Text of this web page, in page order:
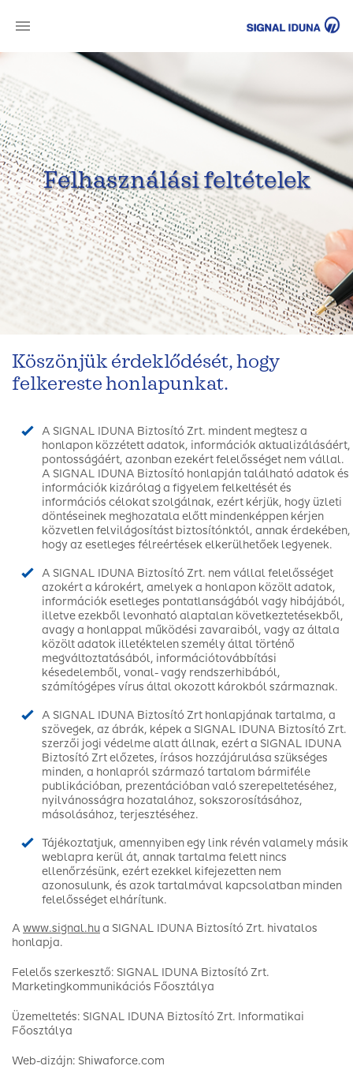
Felhasználási feltételek
Köszönjük érdeklődését, hogy
felkereste honlapunkat.
A SIGNAL IDUNA Biztosító Zrt. mindent megtesz a
honlapon közzétett adatok, információk aktualizálásáért,
pontosságáért, azonban ezekért felelősséget nem vállal.
A SIGNAL IDUNA Biztosító honlapján található adatok és
információk kizárólag a figyelem felkeltését és
információs célokat szolgálnak, ezért kérjük, hogy üzleti
döntéseinek meghozatala előtt mindenképpen kérjen
közvetlen felvilágosítást biztosítónktól, annak érdekében,
hogy az esetleges félreértések elkerülhetőek legyenek.
A SIGNAL IDUNA Biztosító Zrt. nem vállal felelősséget
azokért a károkért, amelyek a honlapon közölt adatok,
információk esetleges pontatlanságából vagy hibájából,
illetve ezekből levonható alaptalan következtetésekből,
avagy a honlappal működési zavaraiból, vagy az általa
közölt adatok illetéktelen személy által történő
megváltoztatásából, információtovábbítási
késedelemből, vonal- vagy rendszerhibából,
számítógépes vírus által okozott károkból származnak.
A SIGNAL IDUNA Biztosító Zrt honlapjának tartalma, a
szövegek, az ábrák, képek a SIGNAL IDUNA Biztosító Zrt.
szerzői jogi védelme alatt állnak, ezért a SIGNAL IDUNA
Biztosító Zrt előzetes, írásos hozzájárulása szükséges
minden, a honlapról származó tartalom bármiféle
publikációban, prezentációban való szerepeltetéséhez,
nyilvánosságra hozatalához, sokszorosításához,
másolásához, terjesztéséhez.
Tájékoztatjuk, amennyiben egy link révén valamely másik
weblapra kerül át, annak tartalma felett nincs
ellenőrzésünk, ezért ezekkel kifejezetten nem
azonosulunk, és azok tartalmával kapcsolatban minden
felelősséget elhárítunk.
A www.signal.hua SIGNAL IDUNA Biztosító Zrt. hivatalos
honlapja.
Felelős szerkesztő: SIGNAL IDUNA Biztosító Zrt.
Marketingkommunikációs Főosztálya
Üzemeltetés: SIGNAL IDUNA Biztosító Zrt. Informatikai
Főosztálya
Web-dizájn: Shiwaforce.com